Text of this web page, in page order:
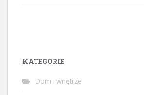
KATEGORIE
Dom i wnętrze